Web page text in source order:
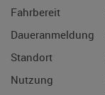
Fahrbereit
Daueranmeldung
Standort
Nutzung